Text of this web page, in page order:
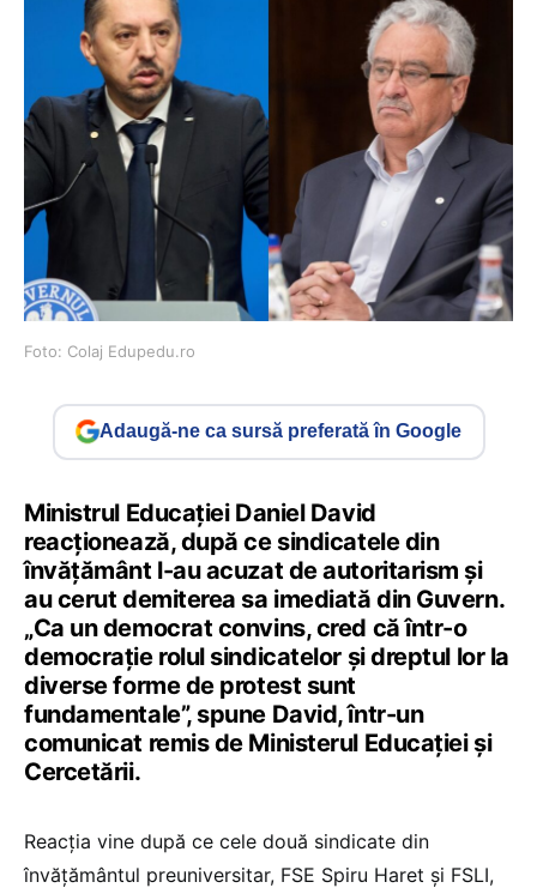
Foto: Colaj Edupedu.ro
Adaugă-ne ca sursă preferată în Google
Ministrul Educației Daniel David
reacționează, după ce sindicatele din
învățământ l-au acuzat de autoritarism și
au cerut demiterea sa imediată din Guvern.
„Ca un democrat convins, cred că într-o
democrație rolul sindicatelor și dreptul lor la
diverse forme de protest sunt
fundamentale”, spune David, într-un
comunicat remis de Ministerul Educației și
Cercetării.
Reacția vine după ce cele două sindicate din
învățământul preuniversitar, FSE Spiru Haret și FSLI,